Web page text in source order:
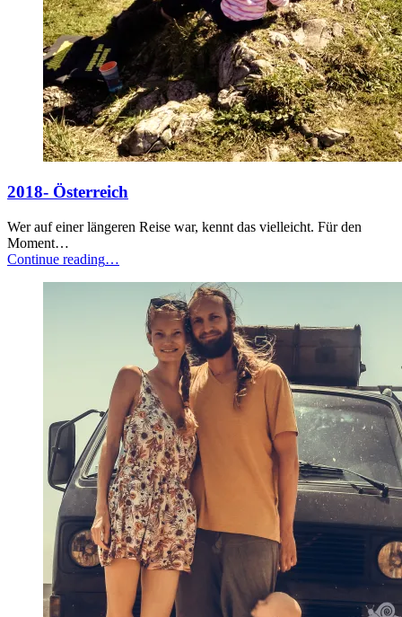
2018- Österreich
Wer auf einer längeren Reise war, kennt das vielleicht. Für den
Moment…
Continue reading“2018-
…